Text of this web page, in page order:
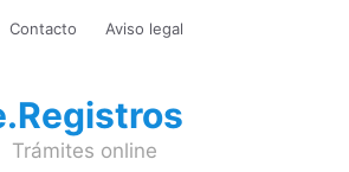
Contacto Aviso legal
Trámites online